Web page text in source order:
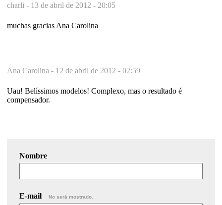
charli - 13 de abril de 2012 - 20:05
muchas gracias Ana Carolina
Ana Carolina - 12 de abril de 2012 - 02:59
Uau! Belíssimos modelos! Complexo, mas o resultado é
compensador.
Nombre
E-mail No será mostrado.